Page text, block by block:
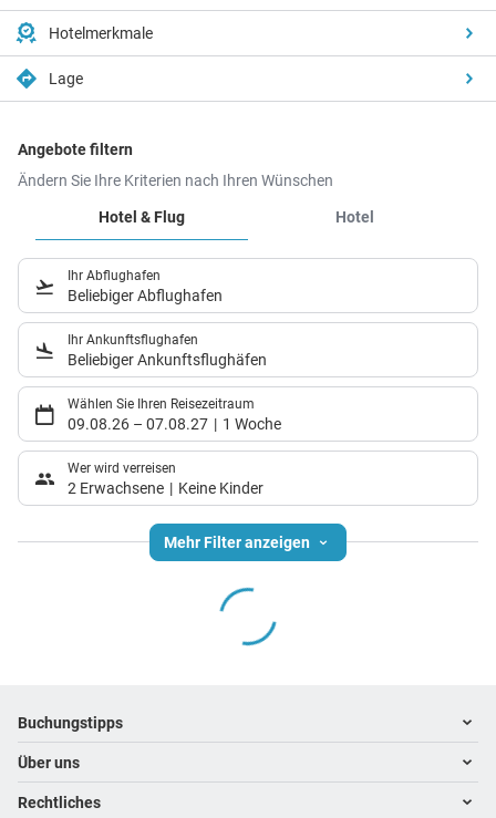
Hotelmerkmale
Lage
Angebote filtern
Ändern Sie Ihre Kriterien nach Ihren Wünschen
Hotel & Flug
Hotel
Ihr Abflughafen
Beliebiger Abflughafen
Ihr Ankunftsflughafen
Beliebiger Ankunftsflughäfen
Wählen Sie Ihren Reisezeitraum
09.08.26 – 07.08.27 1 Woche
Wer wird verreisen
2 Erwachsene Keine Kinder
Mehr Filter anzeigen
Footer navigation
Buchungstipps
Warum im Reisebüro buchen
Hoteltipps
Über uns
Kontakt
Rechtliches